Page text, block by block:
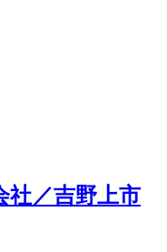
社／吉野上市